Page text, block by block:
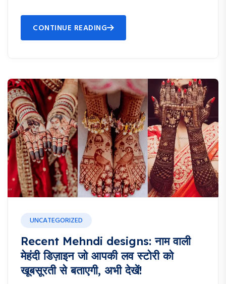
CONTINUE READING
UNCATEGORIZED
Recent Mehndi designs: नाम वाली
मेहंदी डिज़ाइन जो आपकी लव स्टोरी को
खूबसूरती से बताएगी, अभी देखें!